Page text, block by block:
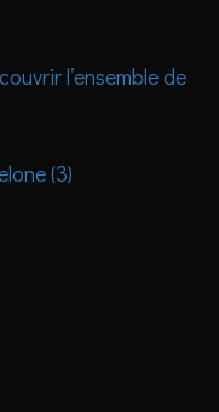
l’ensemble de